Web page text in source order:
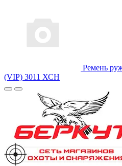
Ремень
(VIP) 3011 ХСН